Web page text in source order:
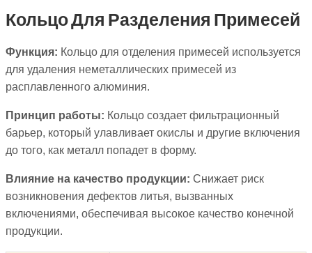
Кольцо Для Разделения Примесей
Функция: Кольцо для отделения примесей используется
для удаления неметаллических примесей из
расплавленного алюминия.
Принцип работы: Кольцо создает фильтрационный
барьер, который улавливает окислы и другие включения
до того, как металл попадет в форму.
Влияние на качество продукции: Снижает риск
возникновения дефектов литья, вызванных
включениями, обеспечивая высокое качество конечной
продукции.